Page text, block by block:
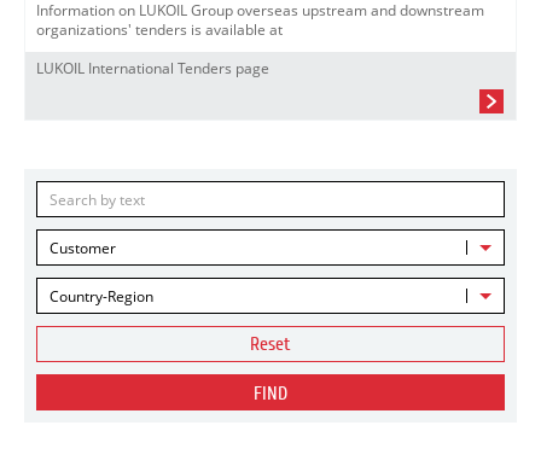
Information on LUKOIL Group overseas upstream and downstream
organizations' tenders is available at
LUKOIL International Tenders page
Customer
Country-Region
Reset
FIND